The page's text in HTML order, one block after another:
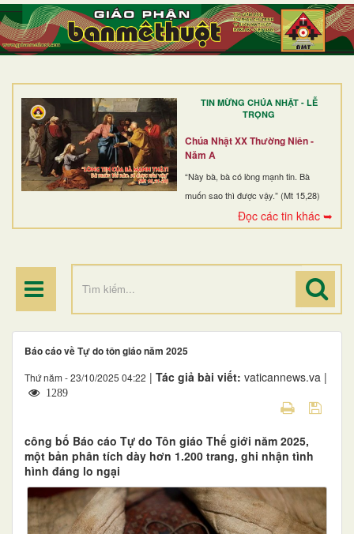
TIN MỪNG CHÚA NHẬT - LỄ
TRỌNG
Chúa Nhật XX Thường Niên -
Năm A
“Này bà, bà có lòng mạnh tin. Bà
muốn sao thì được vậy.” (Mt 15,28)
Đọc các tin khác ➥
TRANG NHẤT
GIỚI THIỆU
DÒNG TU
BAN MỤC VỤ
ĐOÀN THỂ CG
ĐIỂM HÀNH HƯƠNG
Báo cáo về Tự do tôn giáo năm 2025
Thứ năm - 23/10/2025 04:22 | Tác giả bài viết: vaticannews.va |
1289
công bố Báo cáo Tự do Tôn giáo Thế giới năm 2025,
một bản phân tích dày hơn 1.200 trang, ghi nhận tình
hình đáng lo ngại